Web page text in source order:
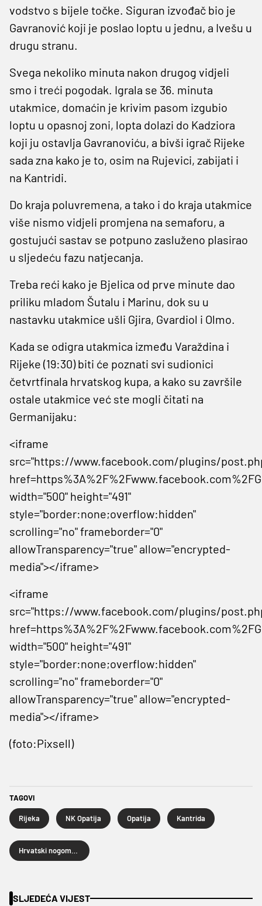
vodstvo s bijele točke. Siguran izvođač bio je
Gavranović koji je poslao loptu u jednu, a Ivešu u
drugu stranu.
Svega nekoliko minuta nakon drugog vidjeli
smo i treći pogodak. Igrala se 36. minuta
utakmice, domaćin je krivim pasom izgubio
loptu u opasnoj zoni, lopta dolazi do Kadziora
koji ju ostavlja Gavranoviću, a bivši igrač Rijeke
sada zna kako je to, osim na Rujevici, zabijati i
na Kantridi.
Do kraja poluvremena, a tako i do kraja utakmice
više nismo vidjeli promjena na semaforu, a
gostujući sastav se potpuno zasluženo plasirao
u sljedeću fazu natjecanja.
Treba reći kako je Bjelica od prve minute dao
priliku mladom Šutalu i Marinu, dok su u
nastavku utakmice ušli Gjira, Gvardiol i Olmo.
Kada se odigra utakmica između Varaždina i
Rijeke (19:30) biti će poznati svi sudionici
četvrtfinala hrvatskog kupa, a kako su završile
ostale utakmice već ste mogli čitati na
Germanijaku:
<iframe
src="https://www.facebook.com/plugins/
width="500" height="491"
style="border:none;overflow:hidden"
scrolling="no" frameborder="0"
allowTransparency="true" allow="encrypted-
media"></iframe>
<iframe
src="https://www.facebook.com/plugins/
width="500" height="491"
style="border:none;overflow:hidden"
scrolling="no" frameborder="0"
allowTransparency="true" allow="encrypted-
media"></iframe>
(foto:Pixsell)
TAGOVI
Rijeka NK Opatija Opatija Kantrida
SLJEDEĆA VIJEST